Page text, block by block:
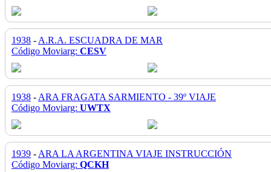
1938 - A.R.A. ESCUADRA DE MAR
Código Moviarg: CESV
1938 - ARA FRAGATA SARMIENTO - 39º VIAJE
Código Moviarg: UWTX
1939 - ARA LA ARGENTINA VIAJE INSTRUCCIÓN
Código Moviarg: QCKH